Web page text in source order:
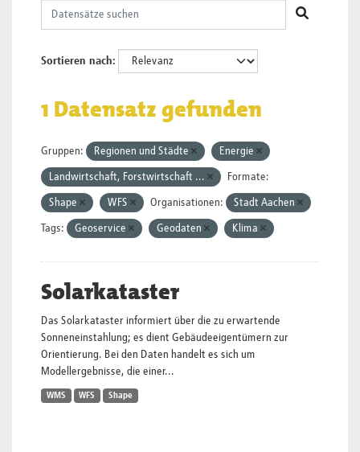
Sortieren nach
1 Datensatz gefunden
Gruppen: Regionen und Städte Energie
Landwirtschaft, Forstwirtschaft ... Formate:
Shape WFS Organisationen: Stadt Aachen
Tags: Geoservice Geodaten Klima
Solarkataster
Das Solarkataster informiert über die zu erwartende
Sonneneinstahlung; es dient Gebäudeeigentümern zur
Orientierung. Bei den Daten handelt es sich um
Modellergebnisse, die einer...
WMS WFS Shape